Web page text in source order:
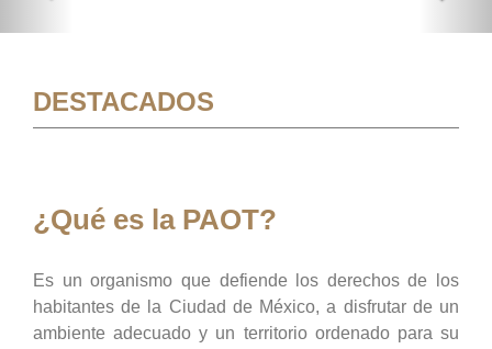
DESTACADOS
¿Qué es la PAOT?
Es un organismo que defiende los derechos de los
habitantes de la Ciudad de México, a disfrutar de un
ambiente adecuado y un territorio ordenado para su